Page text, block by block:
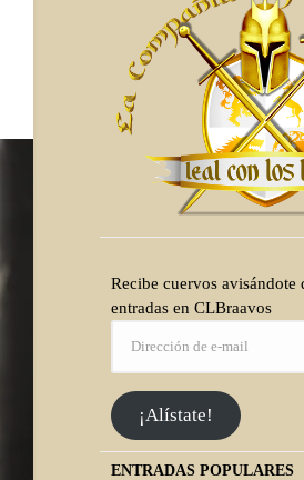
Recibe cuervos avisándote
entradas en CLBraavos
¡Alístate!
ENTRADAS POPULARES